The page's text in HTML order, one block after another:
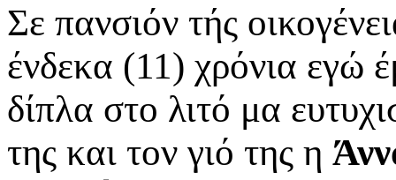
Σε πανσιόν τής
ένδεκα (11) χρόνια εγώ
δίπλα στο λιτό μα
της και τον γιό της η